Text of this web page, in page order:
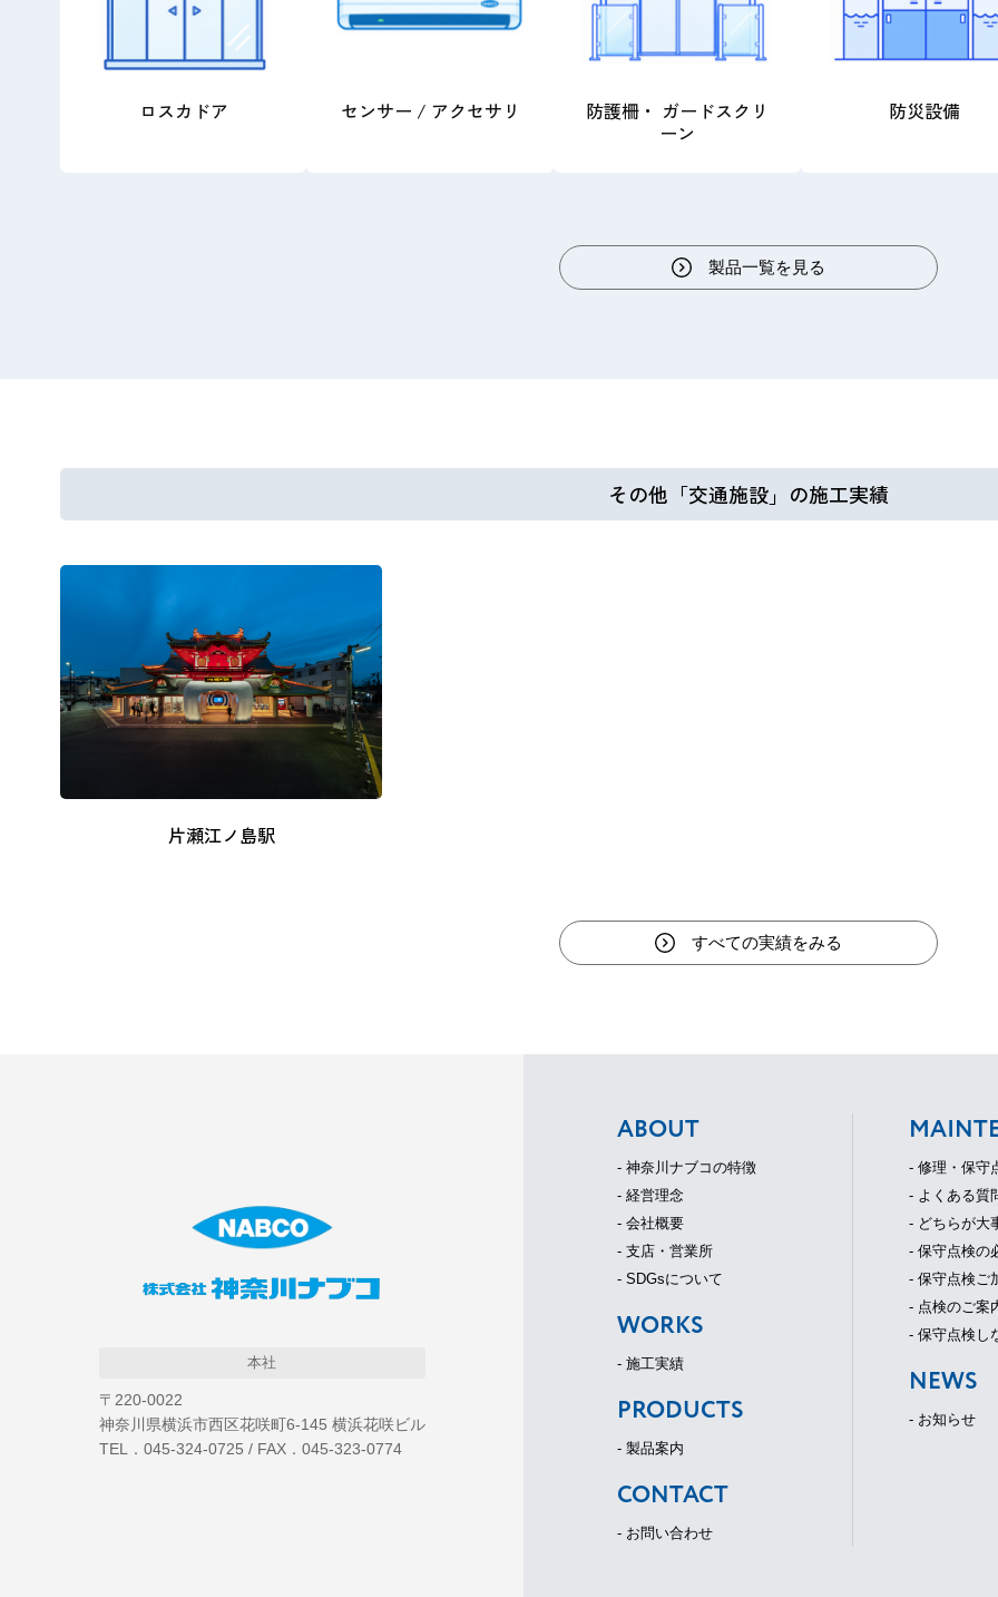
ロスカドア センサー / アクセサリ
防護柵・ ガードスクリ
ーン
防災設備
製品一覧を見る
その他「交通施設」の施工実績
片瀬江ノ島駅
すべての実績をみる
本社
〒220-0022
神奈川県横浜市西区花咲町6-145 横浜花咲ビル
TEL．045-324-0725 / FAX．045-323-0774
ABOUT
- 神奈川ナブコの特徴
- 経営理念
- 会社概要
- 支店・営業所
- SDGsについて
WORKS
- 施工実績
PRODUCTS
- 製品案内
CONTACT
- お問い合わせ
- 修理・保守
- よくある質
- どちらが大
- 保守点検の
- 保守点検ご
- 点検のご案
- 保守点検し
NEWS
- お知らせ